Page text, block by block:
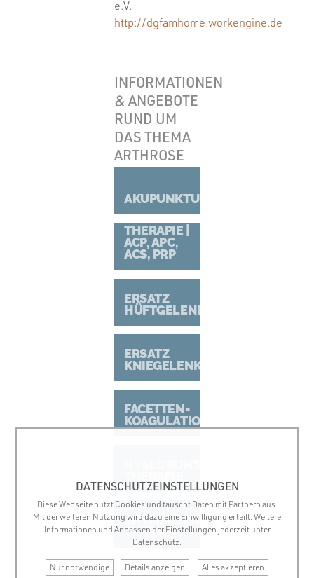
e.V.
http://dgfamhome.workengine.de
INFORMATIONEN
& ANGEBOTE
RUND UM
DAS THEMA
ARTHROSE
AKUPUNKTUR
EIGENBLUT-
THERAPIE |
ACP, APC,
ACS, PRP
ERSATZ
HÜFTGELENK
ERSATZ
KNIEGELENK
FACETTEN-
KOAGULATION
PHYSIKALISCHE
THERAPIEN
DATENSCHUTZEINSTELLUNGEN
Diese Webseite nutzt Cookies und tauscht Daten mit Partnern aus.
Mit der weiteren Nutzung wird dazu eine Einwilligung erteilt. Weitere
Informationen und Anpassen der Einstellungen jederzeit unter
Datenschutz.
Nur notwendige Details anzeigen Alles akzeptieren